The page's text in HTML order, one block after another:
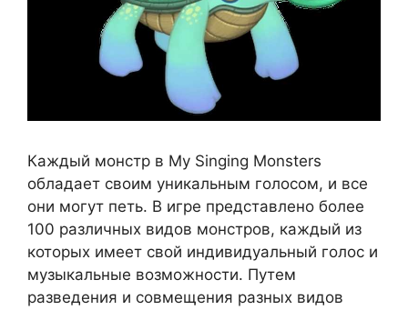
Каждый монстр в My Singing Monsters
обладает своим уникальным голосом, и все
они могут петь. В игре представлено более
100 различных видов монстров, каждый из
которых имеет свой индивидуальный голос и
музыкальные возможности. Путем
разведения и совмещения разных видов